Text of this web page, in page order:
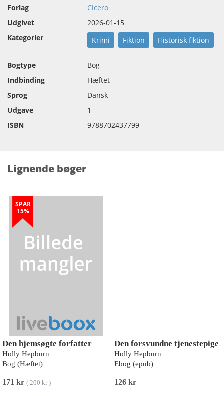
Forlag
Cicero
Udgivet
2026-01-15
Kategorier
Krimi Fiktion Historisk fiktion
Bogtype
Bog
Indbinding
Hæftet
Sprog
Dansk
Udgave
1
ISBN
9788702437799
Lignende bøger
SPAR
15%
Den hjemsøgte forfatter
Holly Hepburn
Bog (Hæftet)
171 kr ( 200 kr)
Den forsvundne tjenestepige
Holly Hepburn
Ebog (epub)
126 kr